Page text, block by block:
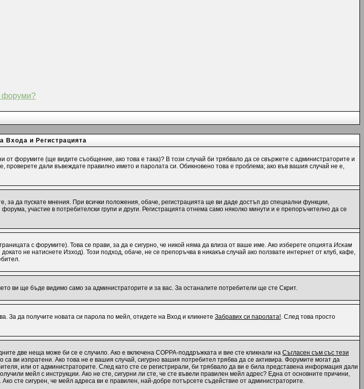
форуми?
Входа и Регистрацията
от форумите (ще видите съобщение, ако това е така)? В този случай би трябвало да се свържете с администраторите и
проверете дали въвеждате правилно името и паролата си. Обикновено това е проблема; ако във вашия случай не е,
да пускате мнения. При всички положения, обаче, регистрацията ще ви даде достъп до специални функции,
участие в потребителски групи и други. Регистрацията отнема само няколко минути и е препоръчително да се
с форумите). Това се прави, за да е сигурно, че никой няма да влиза от ваше име. Ако изберете опцията Искам
не натиснете Изход). Този подход, обаче, не се препоръчва в никакъв случай ако ползвате интернет от клуб, кафе,
ви ще бъде видимо само за администраторите и за вас. За останалите потребители ще сте Скрит.
За да получите новата си парола по мейл, отидете на Вход и кликнете Забравих си паролата!. След това просто
две неща може би се е случило. Ако е включена COPPA-поддръжката и вие сте кликнали на Съгласен съм със тези
са ви изпратени. Ако това не е вашия случай, сигурно вашия потребител трябва да се активира. Форумите могат да
или от администраторите. След като сте се регистрирали, би трябвало да ви е била представена информация дали
мейл с инструкции. Ако не сте, сигурни ли сте, че сте въвели правилен мейл адрес? Една от основните причини,
сте сигурен, че мейл адреса ви е правилен, най-добре потърсете съдействие от администраторите.